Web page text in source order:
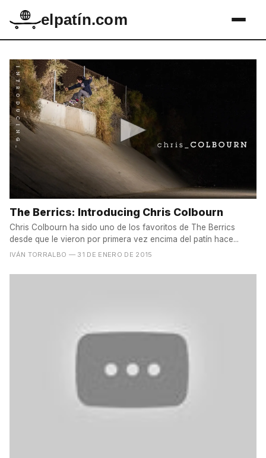
elpatín.com
The Berrics: Introducing Chris Colbourn
Chris Colbourn ha sido uno de los favoritos de The Berrics
desde que le vieron por primera vez encima del patín hace...
IVÁN TORRALBO — 31 DE ENERO DE 2015